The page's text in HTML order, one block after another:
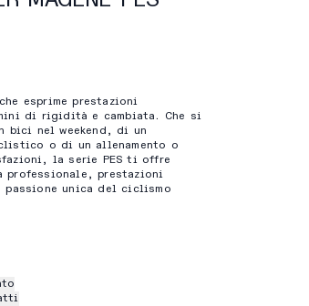
esprime prestazioni
di rigidità e cambiata. Che si
nel weekend, di un
o di un allenamento o
la serie PES ti offre
professionale, prestazioni
unica del ciclismo